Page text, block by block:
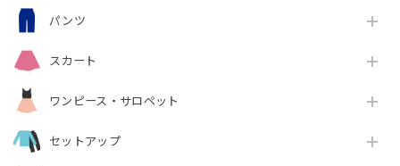
パンツ
スカート
ワンピース・サロペット
セットアップ